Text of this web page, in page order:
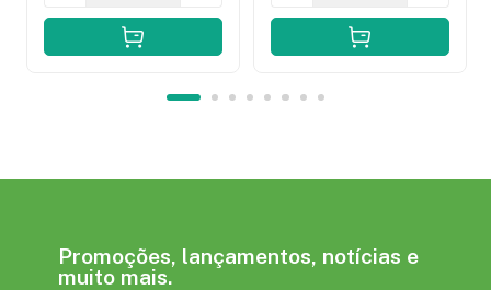
Promoções, lançamentos, notícias e
muito mais.